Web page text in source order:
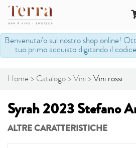
Benvenuta/o sul nostro shop online!
tuo primo acquisto digitando il
Home Catalogo Vini Vini rossi
Syrah 2023 Stefano
ALTRE CARATTERISTICHE